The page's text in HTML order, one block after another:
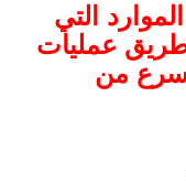
التي
طريق عمليات
من